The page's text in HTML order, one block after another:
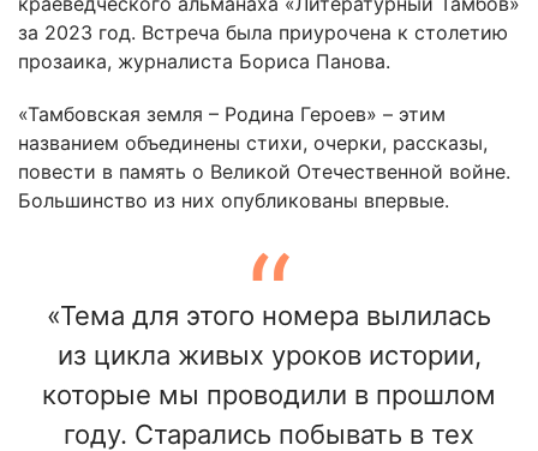
за 2023 год. Встреча была приурочена к столетию
прозаика, журналиста Бориса Панова.
«Тамбовская земля – Родина Героев» – этим
названием объединены стихи, очерки, рассказы,
повести в память о Великой Отечественной войне.
Большинство из них опубликованы впервые.
«Тема для этого номера вылилась
из цикла живых уроков истории,
которые мы проводили в прошлом
году. Старались побывать в тех